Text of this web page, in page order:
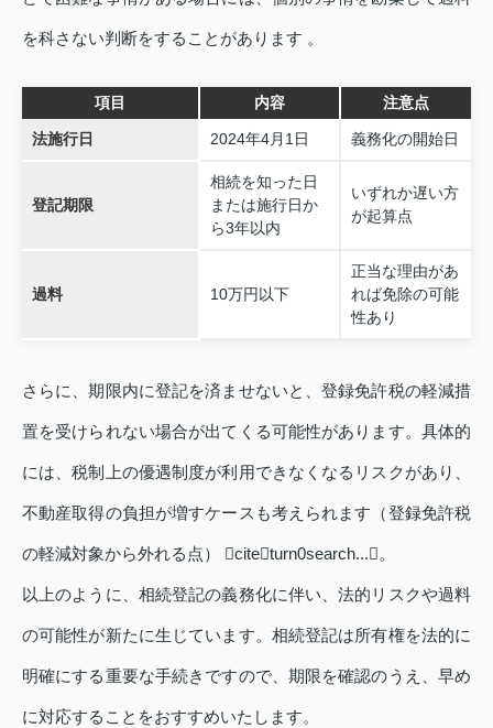
を科さない判断をすることがあります 。
項目 内容 注意点
法施行日 2024年4月1日 義務化の開始日
登記期限
相続を知った日
または施行日か
ら3年以内
いずれか遅い方
が起算点
過料 10万円以下
正当な理由があ
れば免除の可能
性あり
さらに、期限内に登記を済ませないと、登録免許税の軽減措
置を受けられない場合が出てくる可能性があります。具体的
には、税制上の優遇制度が利用できなくなるリスクがあり、
不動産取得の負担が増すケースも考えられます（登録免許税
の軽減対象から外れる点） citeturn0search...。
以上のように、相続登記の義務化に伴い、法的リスクや過料
の可能性が新たに生じています。相続登記は所有権を法的に
明確にする重要な手続きですので、期限を確認のうえ、早め
に対応することをおすすめいたします。